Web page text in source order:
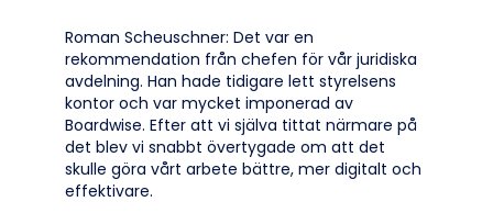
Roman Scheuschner: Det var en
rekommendation från chefen för vår juridiska
avdelning. Han hade tidigare lett styrelsens
kontor och var mycket imponerad av
Boardwise. Efter att vi själva tittat närmare på
det blev vi snabbt övertygade om att det
skulle göra vårt arbete bättre, mer digitalt och
effektivare.